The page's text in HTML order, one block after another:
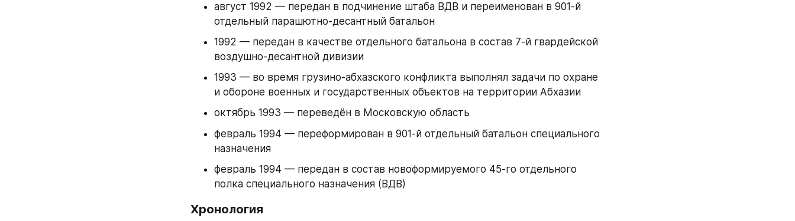
август 1992 — передан в подчинение штаба ВДВ и переименован в 901-й
отдельный парашютно-десантный батальон
1992 — передан в качестве отдельного батальона в состав 7-й гвардейской
воздушно-десантной дивизии
1993 — во время грузино-абхазского конфликта выполнял задачи по охране
и обороне военных и государственных объектов на территории Абхазии
октябрь 1993 — переведён в Московскую область
февраль 1994 — переформирован в 901-й отдельный батальон специального
назначения
февраль 1994 — передан в состав новоформируемого 45-го отдельного
полка специального назначения (ВДВ)
Хронология